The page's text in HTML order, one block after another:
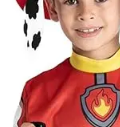
Asztali játékok
Nyári játékok
- Homokozójátékok
- Műanyag hajók
- Hinta, csúszda
- Ütők, dobálók
- Strandcikkek
- Egyéb nyári játékok
Lábbal hajtós
járművek
Téli játékok